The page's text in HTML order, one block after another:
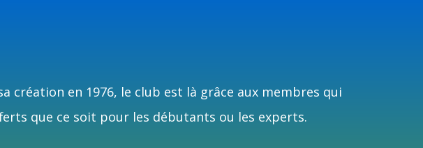
création en 1976, le club est là grâce aux membres qui
que ce soit pour les débutants ou les experts.